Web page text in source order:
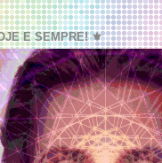
E SEMPRE! ⚜️